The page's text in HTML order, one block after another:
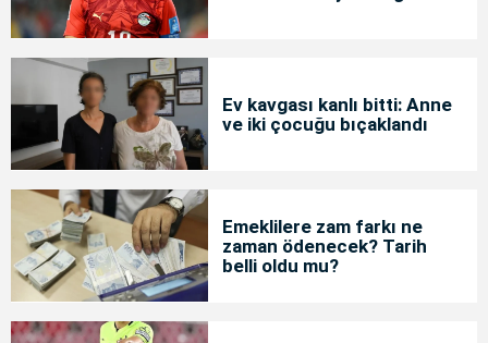
Ev kavgası kanlı bitti: Anne
ve iki çocuğu bıçaklandı
Emeklilere zam farkı ne
zaman ödenecek? Tarih
belli oldu mu?